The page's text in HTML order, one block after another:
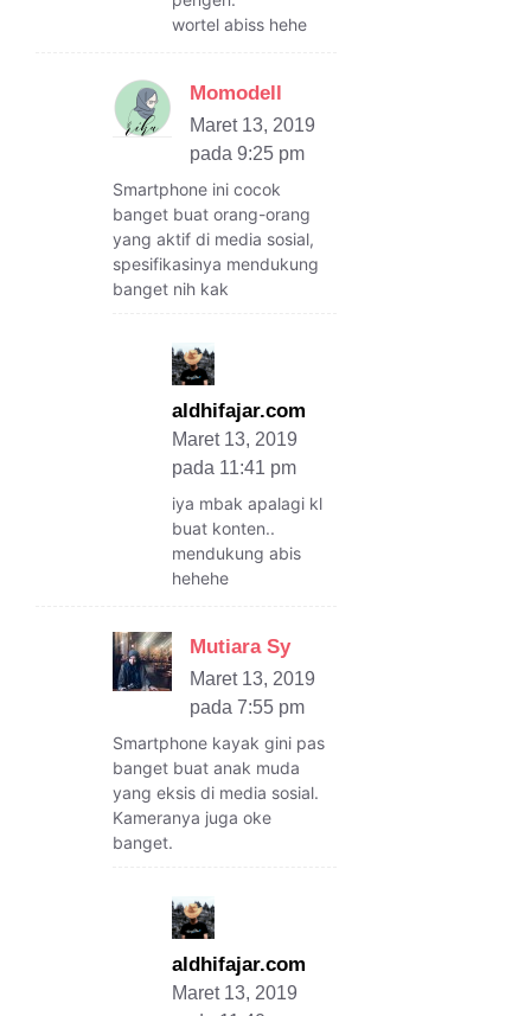
wortel abiss hehe
Momodell
Maret 13, 2019
pada 9:25 pm
Smartphone ini cocok
banget buat orang-orang
yang aktif di media sosial,
spesifikasinya mendukung
banget nih kak
aldhifajar.com
Maret 13, 2019
pada 11:41 pm
iya mbak apalagi kl
buat konten..
mendukung abis
hehehe
Mutiara Sy
Maret 13, 2019
pada 7:55 pm
Smartphone kayak gini pas
banget buat anak muda
yang eksis di media sosial.
Kameranya juga oke
banget.
aldhifajar.com
Maret 13, 2019